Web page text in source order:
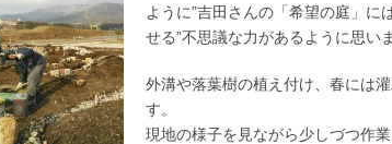
ように”吉田さんの「希望の庭」
せる”不思議な力があるように思い
外溝や落葉樹の植え付け、春には
す。
現地の様子を見ながら少しづつ作